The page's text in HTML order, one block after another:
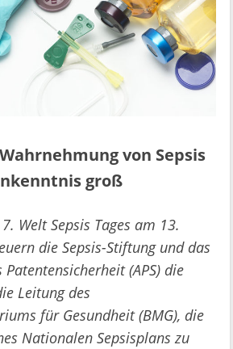
von Sepsis
groß
Welt Sepsis Tages am 13.
die Sepsis-Stiftung und das
(APS) die
Leitung des
für Gesundheit (BMG), die
Nationalen Sepsisplans zu